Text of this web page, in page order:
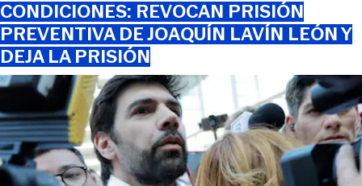
CONDICIONES: REVOCAN PRISIÓN
PREVENTIVA DE JOAQUÍN LAVÍN LEÓN Y
DEJA LA PRISIÓN